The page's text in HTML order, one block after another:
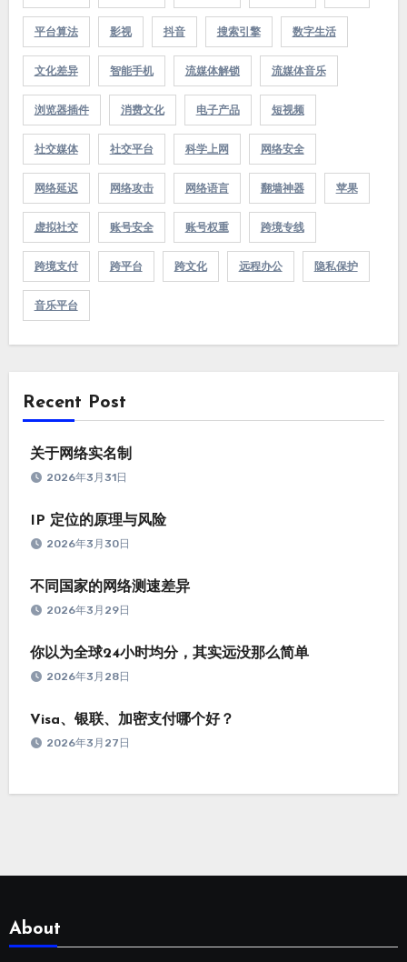
平台算法 影视 抖音 搜索引擎 数字生活
文化差异 智能手机 流媒体解锁 流媒体音乐
浏览器插件 消费文化 电子产品 短视频
社交媒体 社交平台 科学上网 网络安全
网络延迟 网络攻击 网络语言 翻墙神器 苹果
虚拟社交 账号安全 账号权重 跨境专线
跨境支付 跨平台 跨文化 远程办公 隐私保护
音乐平台
Recent Post
关于网络实名制
2026年3月31日
IP 定位的原理与风险
2026年3月30日
不同国家的网络测速差异
2026年3月29日
你以为全球24小时均分，其实远没那么简单
2026年3月28日
Visa、银联、加密支付哪个好？
2026年3月27日
About